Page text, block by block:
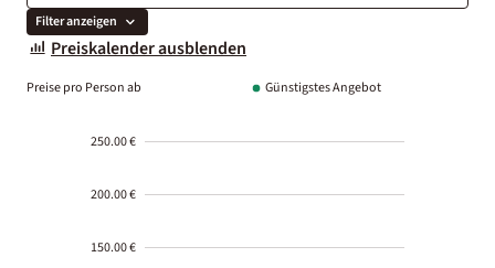
Filter anzeigen
Preiskalender ausblenden
Preise pro Person ab Günstigstes Angebot
250.00 €
200.00 €
150.00 €